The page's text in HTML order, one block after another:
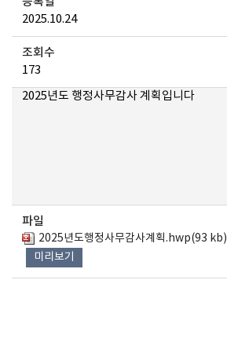
2025.10.24
조회수
173
2025년도 행정사무감사 계획입니다
파일
2025년도행정사무감사계획.hwp(93 kb)
미리보기